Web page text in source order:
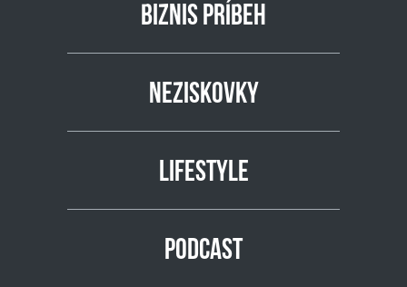
BIZNIS PRÍBEH
NEZISKOVKY
LIFESTYLE
PODCAST